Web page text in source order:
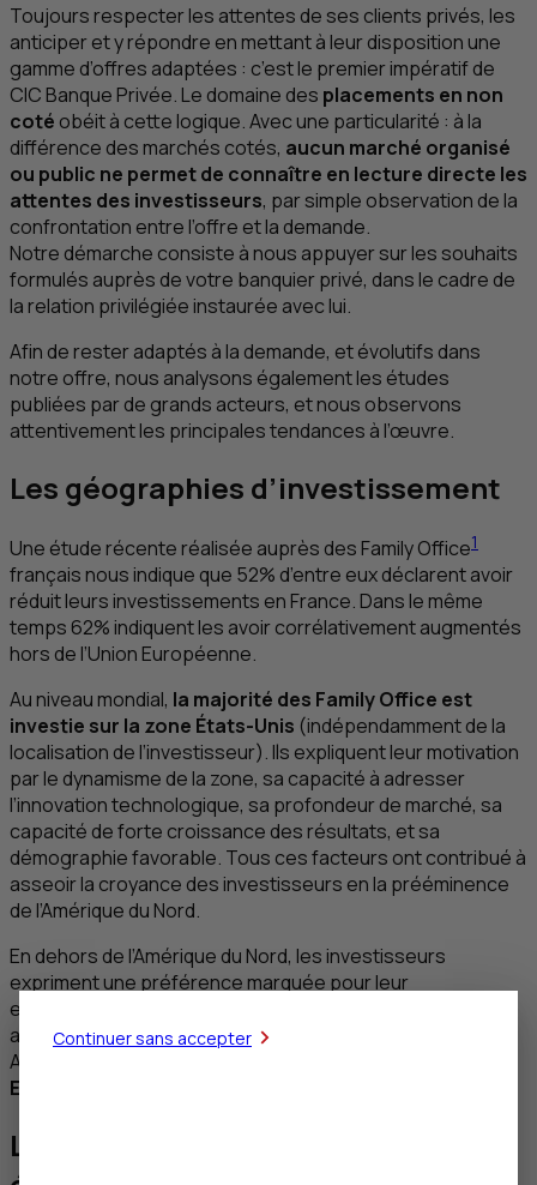
Toujours respecter les attentes de ses clients privés, les
anticiper et y répondre en mettant à leur disposition une
gamme d’offres adaptées : c’est le premier impératif de
CIC Banque Privée. Le domaine des placements en non
coté obéit à cette logique. Avec une particularité : à la
différence des marchés cotés, aucun marché organisé
ou public ne permet de connaître en lecture directe les
attentes des investisseurs, par simple observation de la
confrontation entre l’offre et la demande.
Notre démarche consiste à nous appuyer sur les souhaits
formulés auprès de votre banquier privé, dans le cadre de
la relation privilégiée instaurée avec lui.
Afin de rester adaptés à la demande, et évolutifs dans
notre offre, nous analysons également les études
publiées par de grands acteurs, et nous observons
attentivement les principales tendances à l’œuvre.
Les géographies d’investissement
Une étude récente réalisée auprès des Family Office1
français nous indique que 52% d’entre eux déclarent avoir
réduit leurs investissements en France. Dans le même
temps 62% indiquent les avoir corrélativement augmentés
hors de l’Union Européenne.
Au niveau mondial, la majorité des Family Office est
investie sur la zone États-Unis (indépendamment de la
localisation de l’investisseur). Ils expliquent leur motivation
par le dynamisme de la zone, sa capacité à adresser
l’innovation technologique, sa profondeur de marché, sa
capacité de forte croissance des résultats, et sa
démographie favorable. Tous ces facteurs ont contribué à
asseoir la croyance des investisseurs en la prééminence
de l’Amérique du Nord.
En dehors de l’Amérique du Nord, les investisseurs
expriment une préférence marquée pour leur
environnement domestique et les entreprises
appartenant à leurs zones de proximité géographique.
Ainsi,
Europe s’intéressent prioritairement à la zone Euro
Les entreprises et les secteurs
Continuer sans accepter